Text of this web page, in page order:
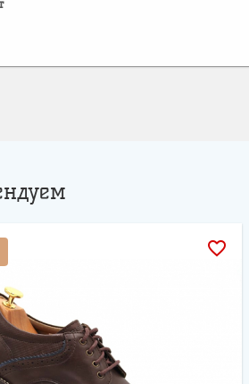
favorite_border